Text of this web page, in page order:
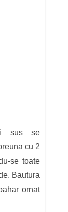
sus se
cu 2
se toate
Bautura
ornat